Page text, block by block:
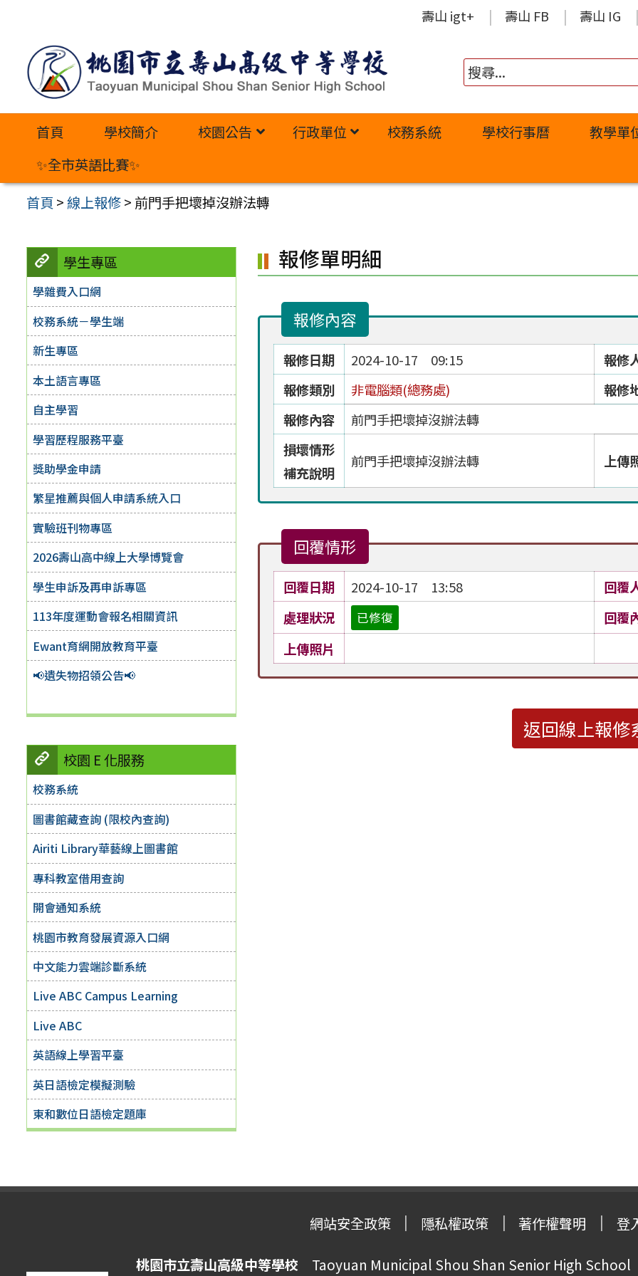
內
壽山 igt+ 壽山 FB 壽山 IG
首頁 學校簡介 校園公告 行政單位 校務系統 學校行事曆
教學單
✨全市英語比賽✨
首頁 >線上報修> 前門手把壞掉沒辦法轉
學生專區
學雜費入口網
校務系統－學生端
新生專區
本土語言專區
自主學習
學習歷程服務平臺
獎助學金申請
繁星推薦與個人申請系統入口
實驗班刊物專區
2026壽山高中線上大學博覽會
學生申訴及再申訴專區
113年度運動會報名相關資訊
Ewant育網開放教育平臺
📢遺失物招領公告📢
校園 E 化服務
校務系統
圖書館藏查詢 (限校內查詢)
Airiti Library華藝線上圖書館
專科教室借用查詢
開會通知系統
桃園市教育發展資源入口網
中文能力雲端診斷系統
Live ABC Campus Learning
Live ABC
英語線上學習平臺
英日語檢定模擬測驗
東和數位日語檢定題庫
報修單明細
報修內容
報修日期 2024-10-17 09:15
報修
報修類別
非電腦類(總務處)
報修
報修內容
前門手把壞掉沒辦法轉
損壞情形
補充說明
前門手把壞掉沒辦法轉 上傳
回覆情形
回覆日期 2024-10-17 13:58
回覆
處理狀況
已修復
回覆
上傳照片
返回線上報修
網站安全政策 隱私權政策 著作權聲明 登
桃園市立壽山高級中等學校 Taoyuan Municipal Shou Shan Senior High School